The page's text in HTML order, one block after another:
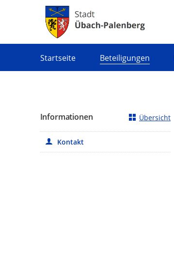
Startseite Beteiligungen
Informationen Übersicht
Kontakt